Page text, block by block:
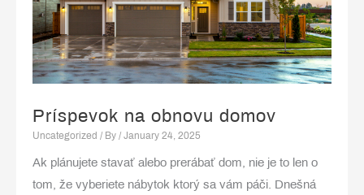
Príspevok na obnovu domov
Uncategorized / By / January 24, 2025
Ak plánujete stavať alebo prerábať dom, nie je to len o
tom, že vyberiete nábytok ktorý sa vám páči. Dnešná